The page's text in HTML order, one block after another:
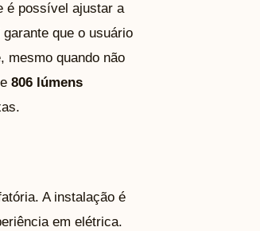
é possível ajustar a
que o usuário
mesmo quando não
806 lúmens
A instalação é
em elétrica.